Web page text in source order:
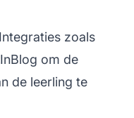
zoals
om de
de leerling te